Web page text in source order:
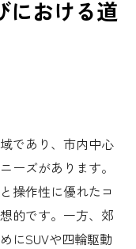
における道
であり、市内中心
ーズがあります。
操作性に優れたコ
的です。一方、郊
にSUVや四輪駆動